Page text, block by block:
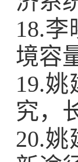
18.
境容
19.
究，
20.